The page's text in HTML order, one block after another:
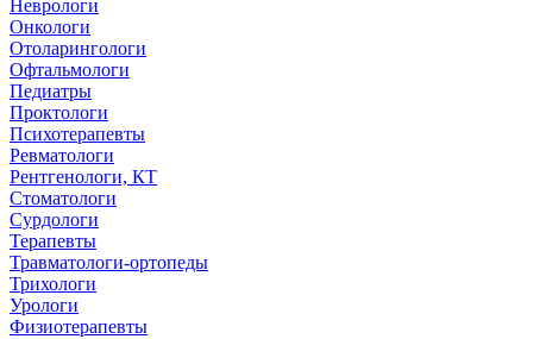
Неврологи
Онкологи
Отоларингологи
Офтальмологи
Педиатры
Проктологи
Психотерапевты
Ревматологи
Рентгенологи, КТ
Стоматологи
Сурдологи
Терапевты
Травматологи-ортопеды
Трихологи
Урологи
Физиотерапевты